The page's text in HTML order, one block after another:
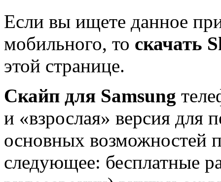
Если вы ищете данное
мобильного, то скачать
этой странице.
Скайп для Samsung
и «взрослая» версия для
основных возможностей
следующее: бесплатные